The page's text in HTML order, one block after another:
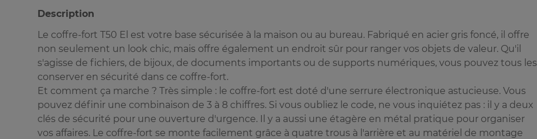
Description
Le coffre-fort T50 El est votre base sécurisée à la maison ou au bureau. Fabriqué en acier gris foncé, il offre
non seulement un look chic, mais offre également un endroit sûr pour ranger vos objets de valeur. Qu'il
s'agisse de fichiers, de bijoux, de documents importants ou de supports numériques, vous pouvez tous les
conserver en sécurité dans ce coffre-fort.
Et comment ça marche ? Très simple : le coffre-fort est doté d'une serrure électronique astucieuse. Vous
pouvez définir une combinaison de 3 à 8 chiffres. Si vous oubliez le code, ne vous inquiétez pas : il y a deux
clés de sécurité pour une ouverture d'urgence. Il y a aussi une étagère en métal pratique pour organiser
vos affaires. Le coffre-fort se monte facilement grâce à quatre trous à l'arrière et au matériel de montage